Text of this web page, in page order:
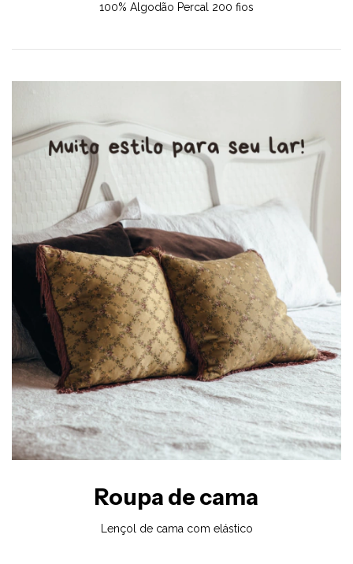
100% Algodão Percal 200 fios
Roupa de cama
Lençol de cama com elástico